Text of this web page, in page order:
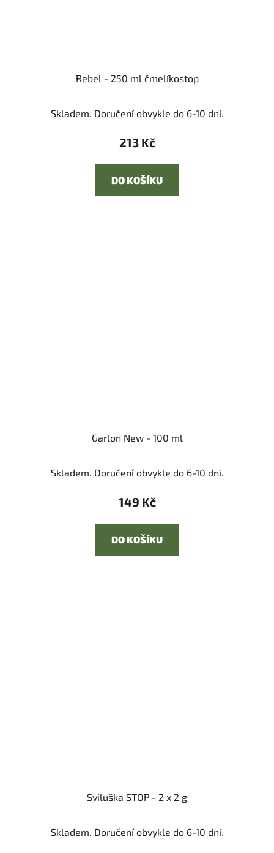
Rebel - 250 ml čmelíkostop
Skladem. Doručení obvykle do 6-10 dní.
213 Kč
DO KOŠÍKU
Garlon New - 100 ml
Skladem. Doručení obvykle do 6-10 dní.
149 Kč
DO KOŠÍKU
Sviluška STOP - 2 x 2 g
Skladem. Doručení obvykle do 6-10 dní.